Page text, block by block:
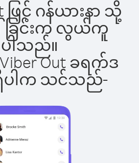
ဖြင့် ဂန်ယားနာ သို့
ါ်ခြင်းက လွယ်ကူ
ပါသည်။
Out ခရက်ဒ
ရှိပါက သင်သည်-